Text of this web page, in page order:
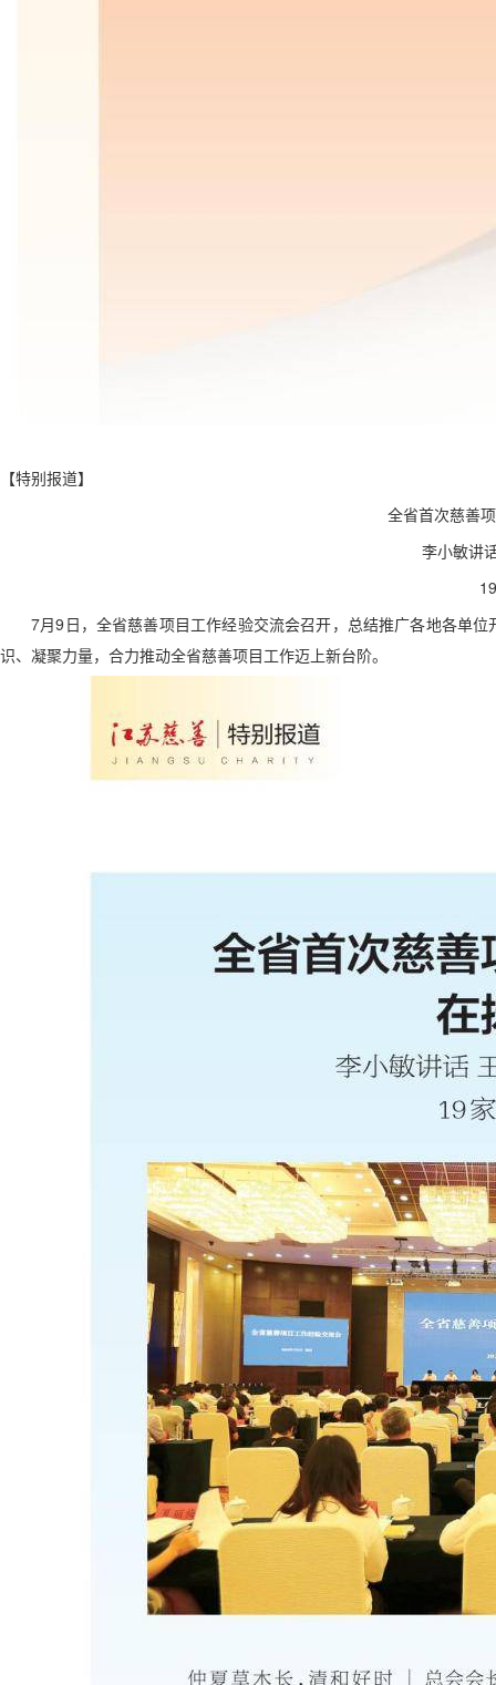
【特别报道】
全省首次慈善
李小敏讲
7月9日，全省慈善项目工作经验交流会召开，总结推广各地各单
识、凝聚力量，合力推动全省慈善项目工作迈上新台阶。